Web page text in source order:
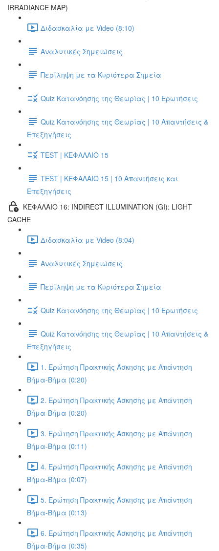
IRRADIANCE MAP)
Διδασκαλία με Video (8:10)
Αναλυτικές Σημειώσεις
Περίληψη με τα Κυριότερα Σημεία
Quiz Κατανόησης της Θεωρίας | 10 Ερωτήσεις
Quiz Κατανόησης της Θεωρίας | 10 Απαντήσεις &
Επεξηγήσεις
TEST | ΚΕΦΑΛΑΙΟ 15
TEST | ΚΕΦΑΛΑΙΟ 15 | 10 Απαντήσεις και
Επεξηγήσεις
ΚΕΦΑΛΑΙΟ 16: INDIRECT ILLUMINATION (GI): LIGHT
CACHE
Διδασκαλία με Video (8:04)
Αναλυτικές Σημειώσεις
Περίληψη με τα Κυριότερα Σημεία
Quiz Κατανόησης της Θεωρίας | 10 Ερωτήσεις
Quiz Κατανόησης της Θεωρίας | 10 Απαντήσεις &
Επεξηγήσεις
1. Ερώτηση Πρακτικής Άσκησης με Απάντηση
Βήμα-Βήμα (0:20)
2. Ερώτηση Πρακτικής Άσκησης με Απάντηση
Βήμα-Βήμα (0:20)
3. Ερώτηση Πρακτικής Άσκησης με Απάντηση
Βήμα-Βήμα (0:11)
4. Ερώτηση Πρακτικής Άσκησης με Απάντηση
Βήμα-Βήμα (0:07)
5. Ερώτηση Πρακτικής Άσκησης με Απάντηση
Βήμα-Βήμα (0:13)
6. Ερώτηση Πρακτικής Άσκησης με Απάντηση
Βήμα-Βήμα (0:35)